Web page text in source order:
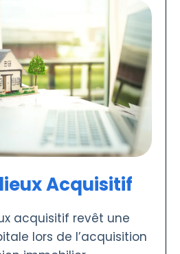
Acquisitif
acquisitif revêt une
lors de l’acquisition